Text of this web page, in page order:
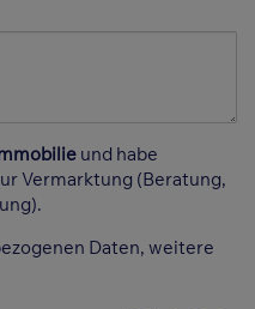
und habe
Vermarktung (Beratung,
Daten, weitere